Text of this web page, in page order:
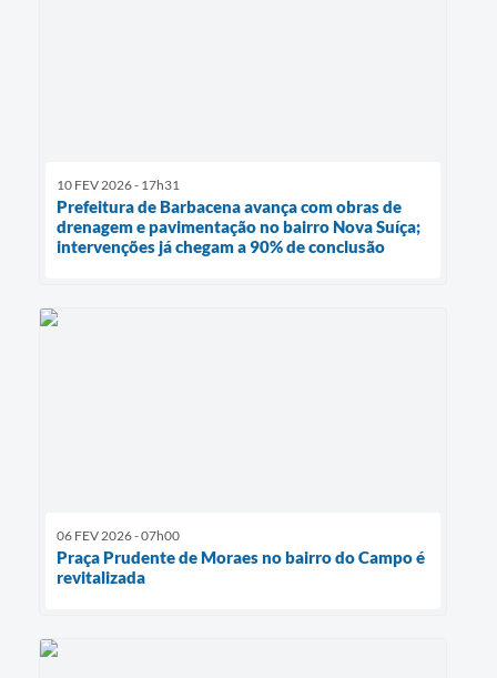
10 FEV 2026 - 17h31
Prefeitura de Barbacena avança com obras de
drenagem e pavimentação no bairro Nova Suíça;
intervenções já chegam a 90% de conclusão
06 FEV 2026 - 07h00
Praça Prudente de Moraes no bairro do Campo é
revitalizada